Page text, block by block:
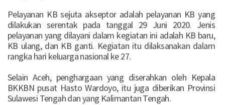
Pelayanan KB sejuta akseptor adalah pelayanan KB yang
dilakukan serentak pada tanggal 29 Juni 2020. Jenis
pelayanan yang dilayani dalam kegiatan ini adalah KB baru,
KB ulang, dan KB ganti. Kegiatan itu dilaksanakan dalam
rangka hari keluarga nasional ke 27.
Selain Aceh, penghargaan yang diserahkan oleh Kepala
BKKBN pusat Hasto Wardoyo, itu juga diberikan Provinsi
Sulawesi Tengah dan yang Kalimantan Tengah.